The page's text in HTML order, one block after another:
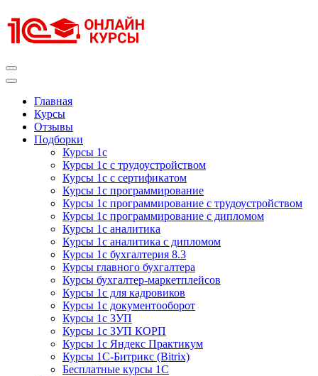
к
содержимому
Главная
Курсы
Отзывы
Подборки
Курсы 1с
Курсы 1с с трудоустройством
Курсы 1с с сертификатом
Курсы 1с программирование
Курсы 1с программирование с трудоустройством
Курсы 1с программирование с дипломом
Курсы 1с аналитика
Курсы 1с аналитика с дипломом
Курсы 1с бухгалтерия 8.3
Курсы главного бухгалтера
Курсы бухгалтер-маркетплейсов
Курсы 1с для кадровиков
Курсы 1с документооборот
Курсы 1с ЗУП
Курсы 1с ЗУП КОРП
Курсы 1с Яндекс Практикум
Курсы 1С-Битрикс (Bitrix)
Бесплатные курсы 1С